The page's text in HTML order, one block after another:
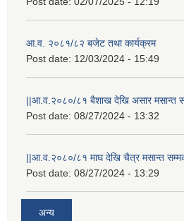
आ.व. २०८१/८२ बजेट तथा कार्यक्रम
Post date: 12/03/2024 - 15:49
||आ.व.२०८०/८१ बैशाख देखि असार मसान्त
Post date: 08/27/2024 - 13:32
||आ.व.२०८०/८१ माघ देखि चैत्र मसान्त
Post date: 08/27/2024 - 13:29
अन्य